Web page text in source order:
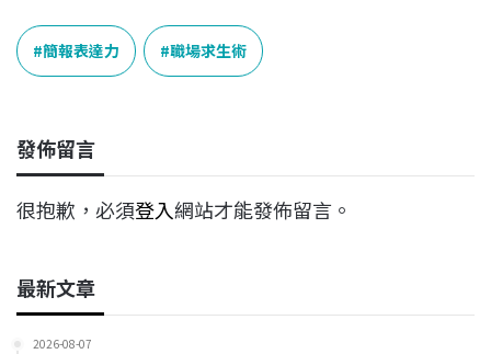
c
e
b
o
k
n
e
r
e
a
n
k
e
p
y
L
簡報表達力 職場求生術
發佈留言
很抱歉，必須登入網站才能發佈留言。
最新文章
2026-08-07